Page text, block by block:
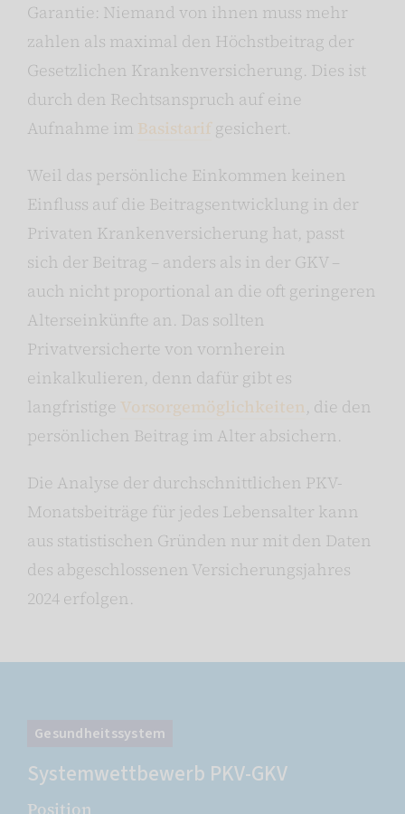
Garantie: Niemand von ihnen muss mehr
zahlen als maximal den Höchstbeitrag der
Gesetzlichen Krankenversicherung. Dies ist
durch den Rechtsanspruch auf eine
Aufnahme im Basistarifgesichert.
Weil das persönliche Einkommen keinen
Einfluss auf die Beitragsentwicklung in der
Privaten Krankenversicherung hat, passt
sich der Beitrag – anders als in der GKV –
auch nicht proportional an die oft geringeren
Alterseinkünfte an. Das sollten
Privatversicherte von vornherein
einkalkulieren, denn dafür gibt es
langfristige Vorsorgemöglichkeiten, die den
persönlichen Beitrag im Alter absichern.
Die Analyse der durchschnittlichen PKV-
Monatsbeiträge für jedes Lebensalter kann
aus statistischen Gründen nur mit den Daten
des abgeschlossenen Versicherungsjahres
2024 erfolgen.
Gesundheitssystem
Systemwettbewerb PKV-GKV
Position